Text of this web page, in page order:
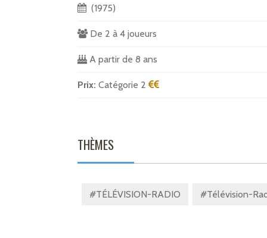
(1975)
De 2 à 4 joueurs
A partir de 8 ans
Prix: Catégorie 2
THÈMES
#TÉLÉVISION-RADIO #Télévision-